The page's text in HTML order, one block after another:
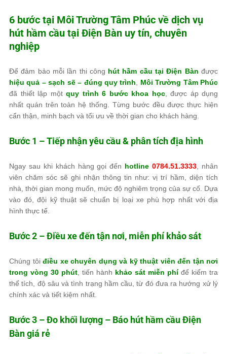
6 bước tại Môi Trường Tâm Phúc về dịch vụ
hút hầm cầu tại Điện Bàn uy tín, chuyên
nghiệp
Để đảm bảo mỗi lần thi công hút hầm cầu tại Điện Bàn được
hiệu quả – sạch sẽ – đúng quy trình
Môi Trường Tâm Phúc
đã thiết lập một quy trình 6 bước khoa học, được áp dụng
nhất quán trên toàn hệ thống. Từng bước đều được thực hiện
cẩn thận, minh bạch và tối ưu về thời gian cho khách hàng.
Bước 1 – Tiếp nhận yêu cầu & phân tích địa hình
Ngay sau khi khách hàng gọi đến hotline0784.51.3333 , nhân
viên chăm sóc sẽ ghi nhận thông tin như: vị trí hầm, diện tích
nhà, thời gian mong muốn, mức độ nghiêm trọng của sự cố. Dựa
vào đó, đội kỹ thuật sẽ chuẩn bị loại xe phù hợp nhất với địa
hình thực tế.
Bước 2 – Điều xe đến tận nơi, miễn phí khảo sát
Chúng tôi điều xe chuyên dụng và kỹ thuật viên đến tận nơi
trong vòng 30 phút , tiến hành khảo sát miễn phíđể kiểm tra
thể tích, độ sâu và tình trạng hầm cầu, từ đó đưa ra hướng xử lý
chính xác và tiết kiệm nhất.
Bước 3 – Đo khối lượng – Báo hút hầm cầu Điện
Bàn giá rẻ